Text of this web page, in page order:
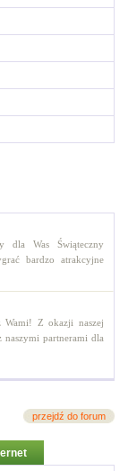
dla Was Świąteczny
bardzo atrakcyjne
Z okazji naszej
partnerami dla
przejdź do forum